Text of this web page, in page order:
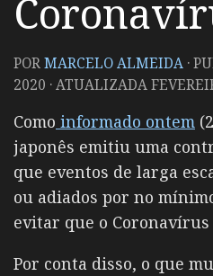
PORMARCELO ALMEIDA ·
2020 · ATUALIZADA
Como informado ontem
japonês emitiu uma
que eventos de larga
ou adiados por no
evitar que o Coronavírus
Por conta disso, o que